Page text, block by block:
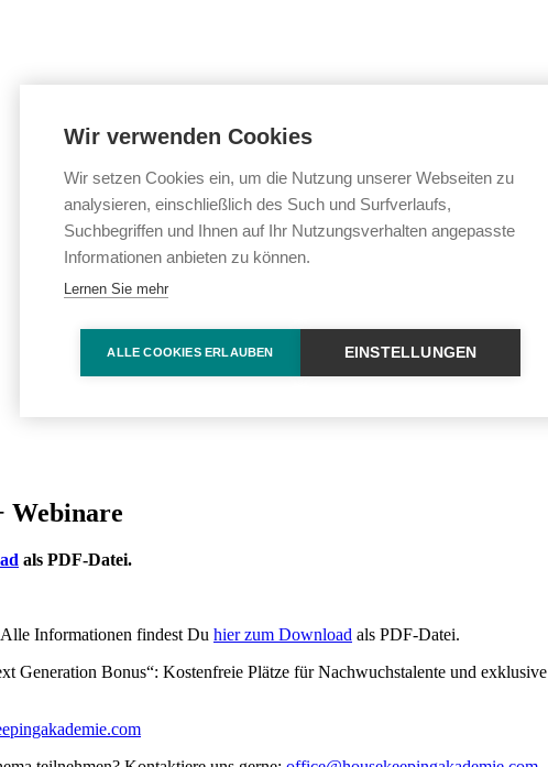
Webinare
als PDF-Datei.
Alle Informationen findest Du hier zum Download als PDF-Datei.
Generation Bonus“: Kostenfreie Plätze für Nachwuchstalente und
Wir verwenden Cookies
Wir setzen Cookies ein, um die Nutzung unserer Webseiten zu
analysieren, einschließlich des Such und Surfverlaufs,
Suchbegriffen und Ihnen auf Ihr Nutzungsverhalten angepasste
Informationen anbieten zu können.
Lernen Sie mehr
ALLE COOKIES ERLAUBEN EINSTELLUNGEN